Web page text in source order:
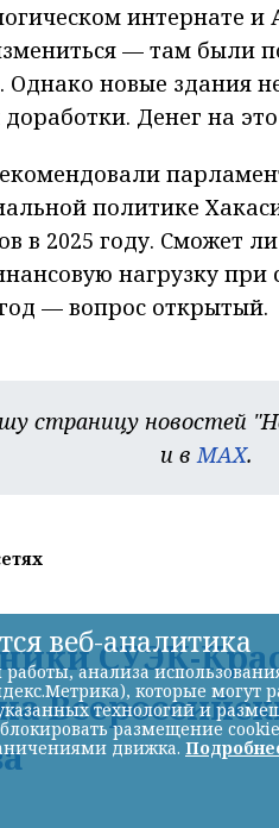
интернате и
— там были
новые здания
Денег на
политике
в 2025 году. Сможет
нагрузку
— вопрос открытый.
страницу новостей
и вMAX.
СУЭК-
веб-аналитика
анализа
которые
технологий и
размещение
движка.